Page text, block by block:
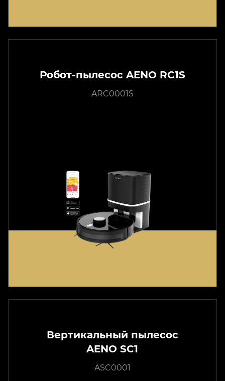
Робот-пылесос AENO RC1S
ARC0001S
Вертикальный пылесос
AENO SC1
ASC0001